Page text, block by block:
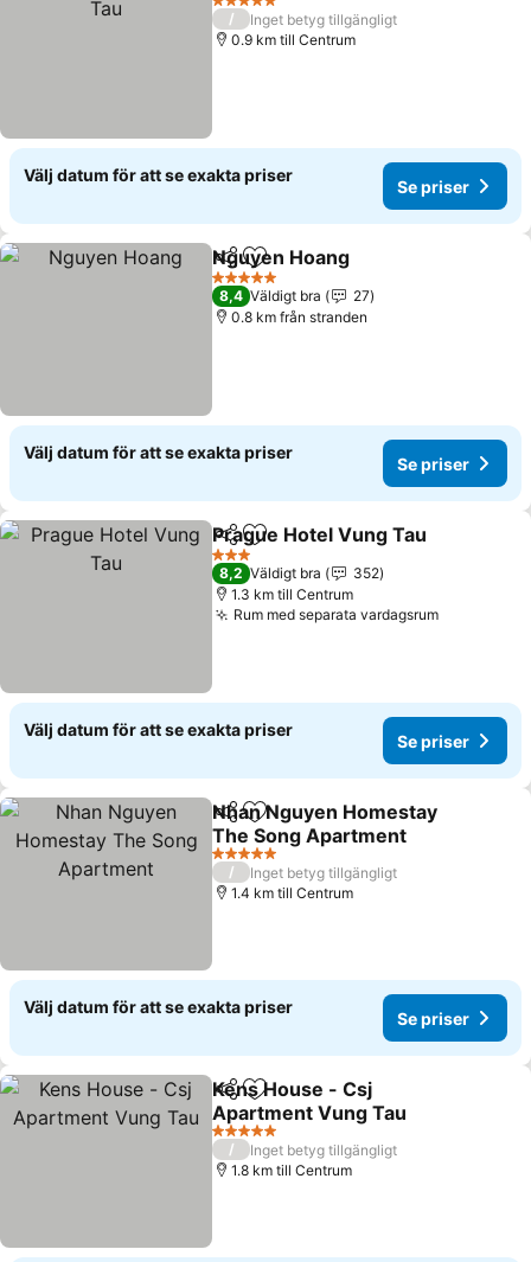
5 Stjärnor
/
Inget betyg tillgängligt
0.9 km till Centrum
Välj datum för att se exakta priser
Se priser
Dela Lägg till i Mina Favoriter
Nguyen Hoang
5 Stjärnor
8,4 Väldigt bra
27
0.8 km från stranden
Välj datum för att se exakta priser
Se priser
Dela Lägg till i Mina Favoriter
Prague Hotel Vung Tau
3 Stjärnor
8,2 Väldigt bra
352
1.3 km till Centrum
Rum med separata vardagsrum
Välj datum för att se exakta priser
Se priser
Dela Lägg till i Mina Favoriter
Nhan Nguyen Homestay
The Song Apartment
5 Stjärnor
/
Inget betyg tillgängligt
1.4 km till Centrum
Välj datum för att se exakta priser
Se priser
Dela Lägg till i Mina Favoriter
Kens House - Csj
Apartment Vung Tau
5 Stjärnor
/
Inget betyg tillgängligt
1.8 km till Centrum